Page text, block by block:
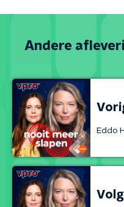
Andere
Eddo